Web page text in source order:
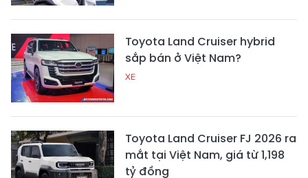
Toyota Land Cruiser hybrid
sắp bán ở Việt Nam?
XE
Toyota Land Cruiser FJ 2026 ra
mắt tại Việt Nam, giá từ 1,198
tỷ đồng